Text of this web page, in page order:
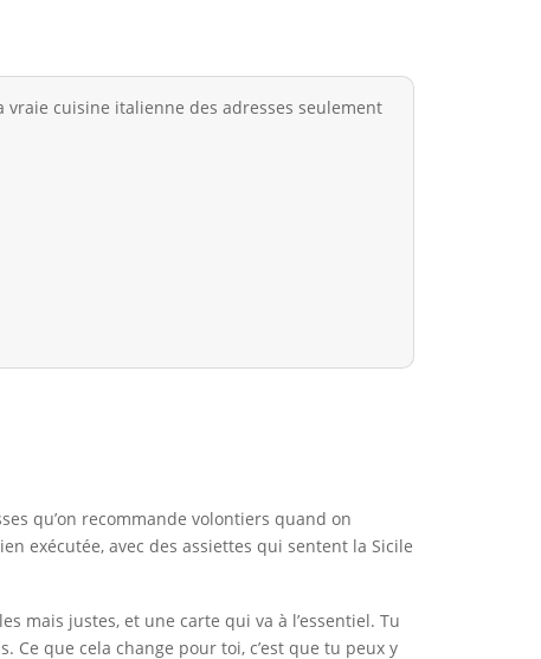
cuisine italienne des adresses seulement
qu’on recommande volontiers quand on
exécutée, avec des assiettes qui sentent la Sicile
mais justes, et une carte qui va à l’essentiel. Tu
Ce que cela change pour toi, c’est que tu peux y